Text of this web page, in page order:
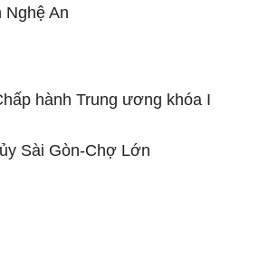
Nghệ An
hành Trung ương khóa I
Sài Gòn-Chợ Lớn